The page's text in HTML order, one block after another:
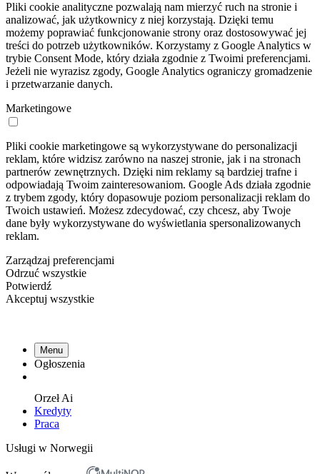
Pliki cookie analityczne pozwalają nam mierzyć ruch na stronie i
analizować, jak użytkownicy z niej korzystają. Dzięki temu
możemy poprawiać funkcjonowanie strony oraz dostosowywać jej
treści do potrzeb użytkowników. Korzystamy z Google Analytics w
trybie Consent Mode, który działa zgodnie z Twoimi preferencjami.
Jeżeli nie wyrazisz zgody, Google Analytics ograniczy gromadzenie
i przetwarzanie danych.
Marketingowe
Pliki cookie marketingowe są wykorzystywane do personalizacji
reklam, które widzisz zarówno na naszej stronie, jak i na stronach
partnerów zewnętrznych. Dzięki nim reklamy są bardziej trafne i
odpowiadają Twoim zainteresowaniom. Google Ads działa zgodnie
z trybem zgody, który dopasowuje poziom personalizacji reklam do
Twoich ustawień. Możesz zdecydować, czy chcesz, aby Twoje
dane były wykorzystywane do wyświetlania spersonalizowanych
reklam.
Zarządzaj preferencjami
Odrzuć wszystkie
Potwierdź
Akceptuj wszystkie
Menu
Ogłoszenia
OrzełAi
Kredyty
Praca
Usługi w Norwegii